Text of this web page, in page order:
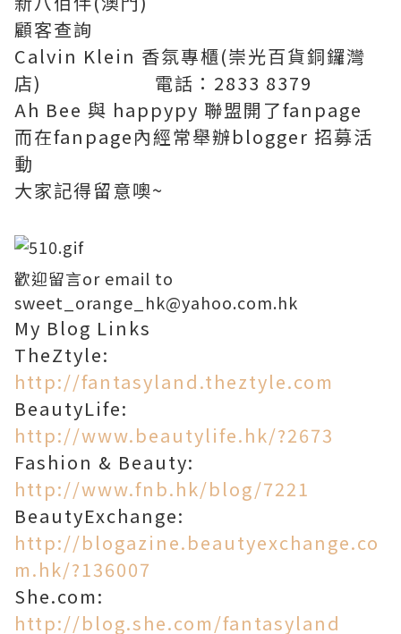
顧客查詢
Calvin Klein 香氛專櫃(崇光百貨銅鑼灣
店) 電話：2833 8379
Ah Bee 與 happypy 聯盟開了fanpage
而在fanpage內經常舉辦blogger 招募活
動
大家記得留意噢~
歡迎留言or email to
sweet_orange_hk@yahoo.com.hk
My Blog Links
TheZtyle:
http://fantasyland.theztyle.com
BeautyLife:
http://www.beautylife.hk/?2673
Fashion & Beauty:
http://www.fnb.hk/blog/7221
BeautyExchange:
http://blogazine.beautyexchange.co
m.hk/?136007
She.com:
http://blog.she.com/fantasyland